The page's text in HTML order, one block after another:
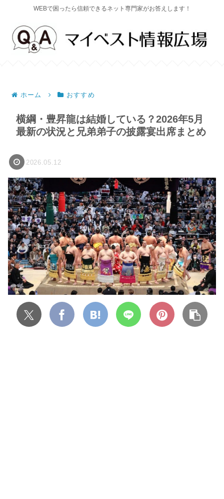
WEBで困ったら信頼できるネット専門家がお答えします！
ホーム おすすめ
横綱・豊昇龍は結婚している？2026年5月
最新の状況と兄弟弟子の披露宴出席まとめ
2026.05.12